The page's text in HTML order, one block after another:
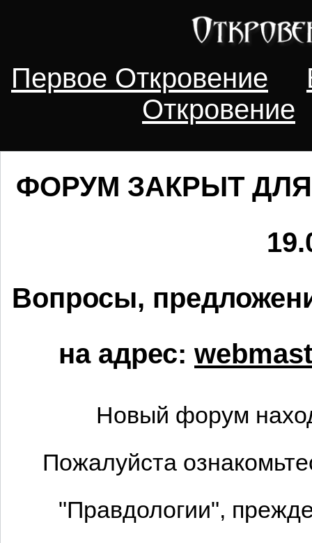
Первое Откровение
Откровение
ФОРУМ ЗАКРЫТ
Вопросы,
на адрес:
Новый форум
Пожалуйста
"Правдологии",